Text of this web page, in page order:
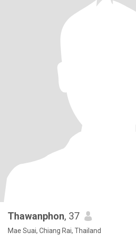
Thawanphon, 37
Mae Suai, Chiang Rai, Thailand